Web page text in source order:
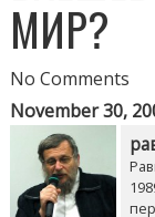
МИР?
No Comments
November 30,